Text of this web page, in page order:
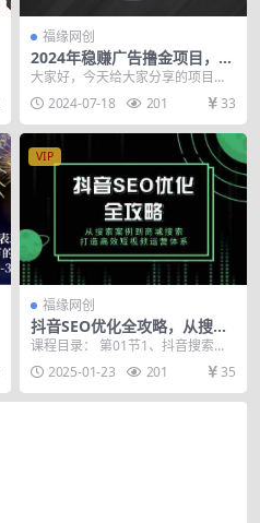
福缘网创
2024年稳赚广告撸金项目，全
程自动化运行，单台手机就可
以矩阵操作，日入300+
大家好，今天给大家分享的项目是”
2024年稳赚广告撸金项目，全程自
动化运行，单台...
2024-07-18 201 33
VIP
福缘网创
抖音SEO优化全攻略，从搜索
案例到商城搜索，打造高效短
视频运营体系
课程目录： 第01节1、抖音搜索案
例讲解和流量推送机制.mp4 第02
节2、抖音...
2025-01-23 201 35